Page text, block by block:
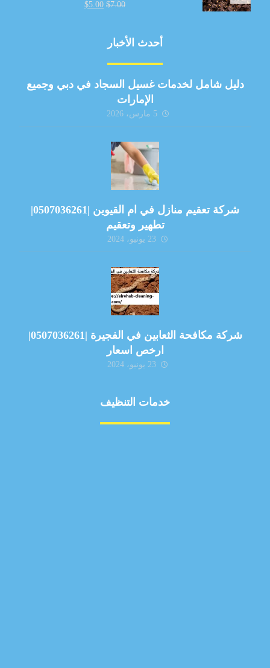
$7.00
$5.00
أحدث الأخبار
دليل شامل لخدمات غسيل السجاد في دبي وجميع
الإمارات
5 مارس، 2026
شركة تعقيم منازل في ام القيوين |0507036261|
تطهير وتعقيم
23 يونيو، 2024
شركة مكافحة الثعابين في الفجيرة |0507036261|
ارخص اسعار
23 يونيو، 2024
خدمات التنظيف